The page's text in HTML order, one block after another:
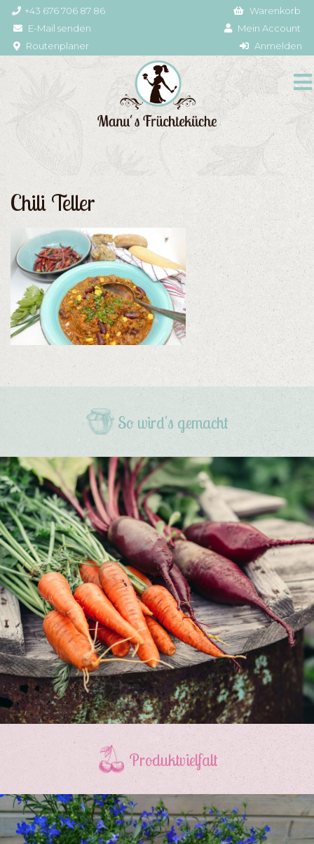
+43 676 706 87 86
E-Mail senden
Routenplaner
Warenkorb
Mein Account
Anmelden
Chili Teller
So wird's gemacht
Produktvielfalt